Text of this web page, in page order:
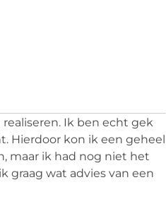
Ik ben echt gek
Hierdoor kon ik een geheel
maar ik had nog niet het
graag wat advies van een